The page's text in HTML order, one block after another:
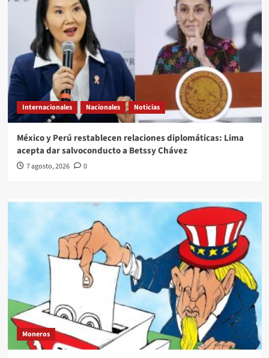
Internacionales Nacionales Noticias
México y Perú restablecen relaciones diplomáticas: Lima
acepta dar salvoconducto a Betssy Chávez
7 agosto, 2026 0
Moneros